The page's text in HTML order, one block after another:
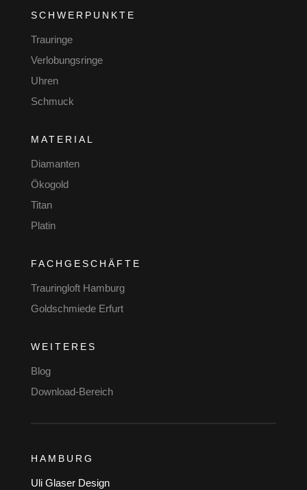
SCHWERPUNKTE
Trauringe
Verlobungsringe
Uhren
Schmuck
MATERIAL
Diamanten
Ökogold
Titan
Platin
FACHGESCHÄFTE
Trauringloft Hamburg
Goldschmiede Erfurt
WEITERES
Blog
Download-Bereich
HAMBURG
Uli Glaser Design